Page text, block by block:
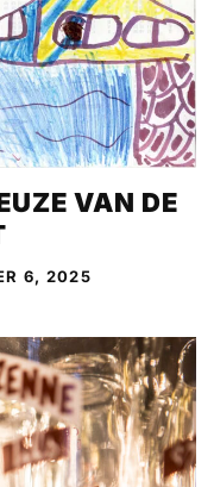
VAN DE
6, 2025